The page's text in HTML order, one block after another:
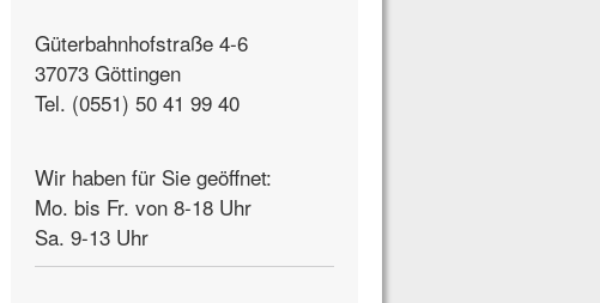
Güterbahnhofstraße 4-6
37073 Göttingen
Tel. (0551) 50 41 99 40
Wir haben für Sie geöffnet:
Mo. bis Fr. von 8-18 Uhr
Sa. 9-13 Uhr